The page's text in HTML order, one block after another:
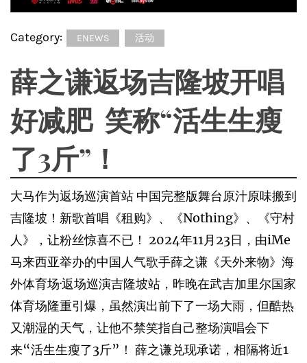
Category: ENEWS 活动
薛之谦返场吉隆坡开唱
好减肥 笑称“活生生瘦
了3斤”！
大马作为返场巡演首站 中国完整版舞台原汁原味搬到
吉隆坡！新歌首唱《租购》、《Nothing》、《守村
人》，让粉丝惊喜不已！ 2024年11月23日，由iMe
马来西亚举办的中国人气歌手薛之谦《天外来物》海
外体育场·返场巡演吉隆坡站，昨晚在武吉加里尔国家
体育场隆重引爆，虽然演出前下了一场大雨，但酷热
又潮湿的天气，让他不禁笑指自己整场演唱会下
来“活生生瘦了3斤”！ 薛之谦兑现承诺，相隔将近1